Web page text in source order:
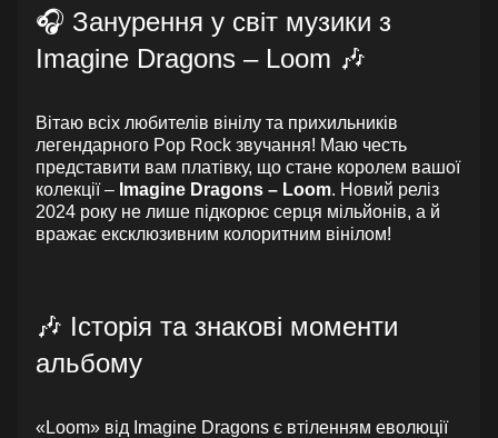
🎧 Занурення у світ музики з
Imagine Dragons – Loom 🎶
Вітаю всіх любителів вінілу та прихильників
легендарного Pop Rock звучання! Маю честь
представити вам платівку, що стане королем вашої
колекції – Imagine Dragons – Loom. Новий реліз
2024 року не лише підкорює серця мільйонів, а й
вражає ексклюзивним колоритним вінілом!
🎶 Історія та знакові моменти
альбому
«Loom» від Imagine Dragons є втіленням еволюції